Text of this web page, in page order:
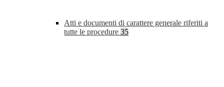
Atti e documenti di carattere generale riferiti a
tutte le procedure 35